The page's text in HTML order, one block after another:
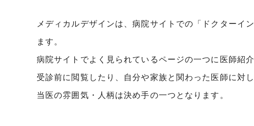
メディカルデザインは、病院サイトでの「ドクターイ
ます。
病院サイトでよく見られているページの一つに医師紹
受診前に閲覧したり、自分や家族と関わった医師に対
当医の雰囲気・人柄は決め手の一つとなります。